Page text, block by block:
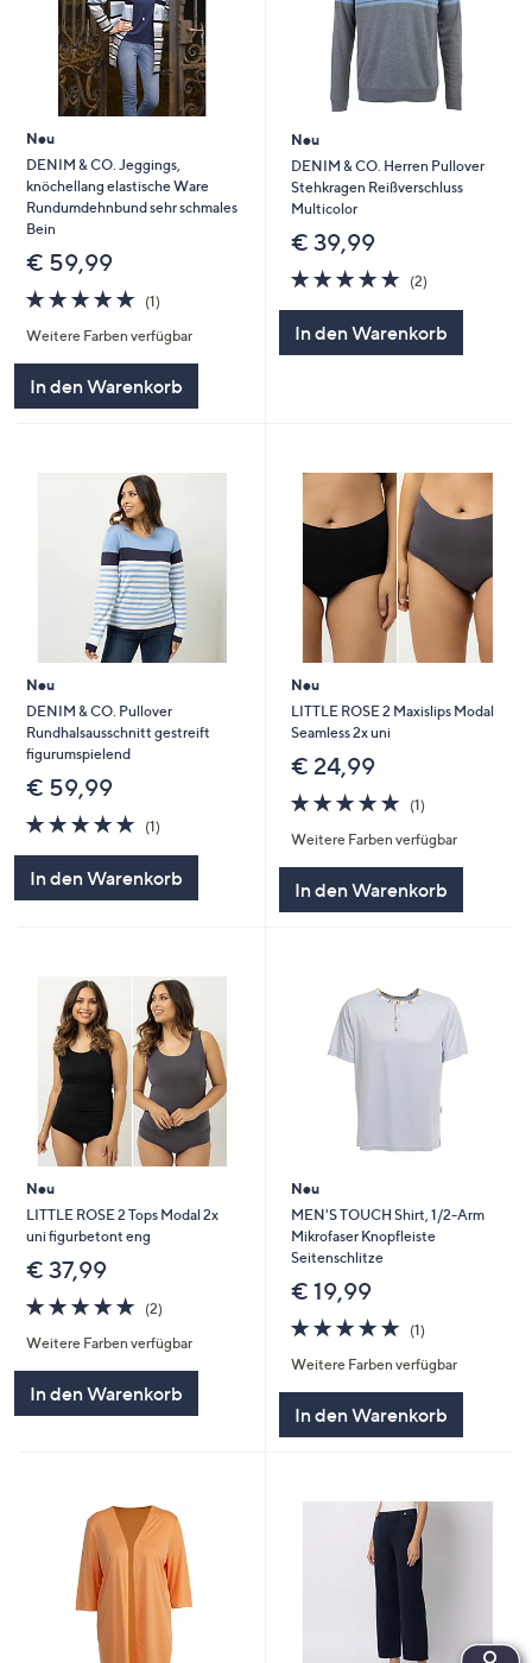
Neu
DENIM & CO. Jeggings,
knöchellang elastische Ware
Rundumdehnbund sehr schmales
Bein
€ 59,99
5.0
von
5
(1)1
Weitere Farben verfügbar
In den Warenkorb
Neu
DENIM & CO. Herren Pullover
Stehkragen Reißverschluss
Multicolor
€ 39,99
5.0
von
(2)2
In den Warenkorb
Neu
DENIM & CO. Pullover
Rundhalsausschnitt gestreift
figurumspielend
€ 59,99
5.0
von
5
(1)
In den Warenkorb
Neu
LITTLE ROSE 2 Maxislips Modal
Seamless 2x uni
€ 24,99
5.0
von
5
(1)1
Weitere Farben verfügbar
In den Warenkorb
Neu
LITTLE ROSE 2 Tops Modal 2x
uni figurbetont eng
€ 37,99
5.0
von
5
(2)
Weitere Farben verfügbar
In den Warenkorb
Neu
MEN'S TOUCH Shirt, 1/2-Arm
Mikrofaser Knopfleiste
Seitenschlitze
€ 19,99
5.0
von
5
(1)1
Weitere Farben verfügbar
In den Warenkorb